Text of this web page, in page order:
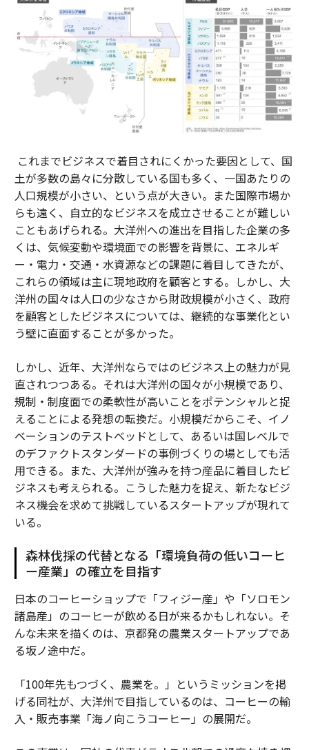
これまでビジネスで着目されにくかった要因として、国
土が多数の島々に分散している国も多く、一国あたりの
人口規模が小さい、という点が大きい。また国際市場か
らも遠く、自立的なビジネスを成立させることが難しい
こともあげられる。大洋州への進出を目指した企業の多
くは、気候変動や環境面での影響を背景に、エネルギ
ー・電力・交通・水資源などの課題に着目してきたが、
これらの領域は主に現地政府を顧客とする。しかし、大
洋州の国々は人口の少なさから財政規模が小さく、政府
を顧客としたビジネスについては、継続的な事業化とい
う壁に直面することが多かった。
しかし、近年、大洋州ならではのビジネス上の魅力が見
直されつつある。それは大洋州の国々が小規模であり、
規制・制度面での柔軟性が高いことをポテンシャルと捉
えることによる発想の転換だ。小規模だからこそ、イノ
ベーションのテストベッドとして、あるいは国レベルで
のデファクトスタンダードの事例づくりの場としても活
用できる。また、大洋州が強みを持つ産品に着目したビ
ジネスも考えられる。こうした魅力を捉え、新たなビジ
ネス機会を求めて挑戦しているスタートアップが現れて
いる。
森林伐採の代替となる「環境負荷の低いコーヒ
ー産業」の確立を目指す
日本のコーヒーショップで「フィジー産」や「ソロモン
諸島産」のコーヒーが飲める日が来るかもしれない。そ
んな未来を描くのは、京都発の農業スタートアップであ
る坂ノ途中だ。
「100年先もつづく、農業を。」というミッションを掲
げる同社が、大洋州で目指しているのは、コーヒーの輸
入・販売事業「海ノ向こうコーヒー」の展開だ。